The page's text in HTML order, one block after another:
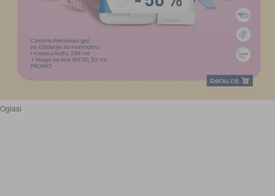
Oglasi